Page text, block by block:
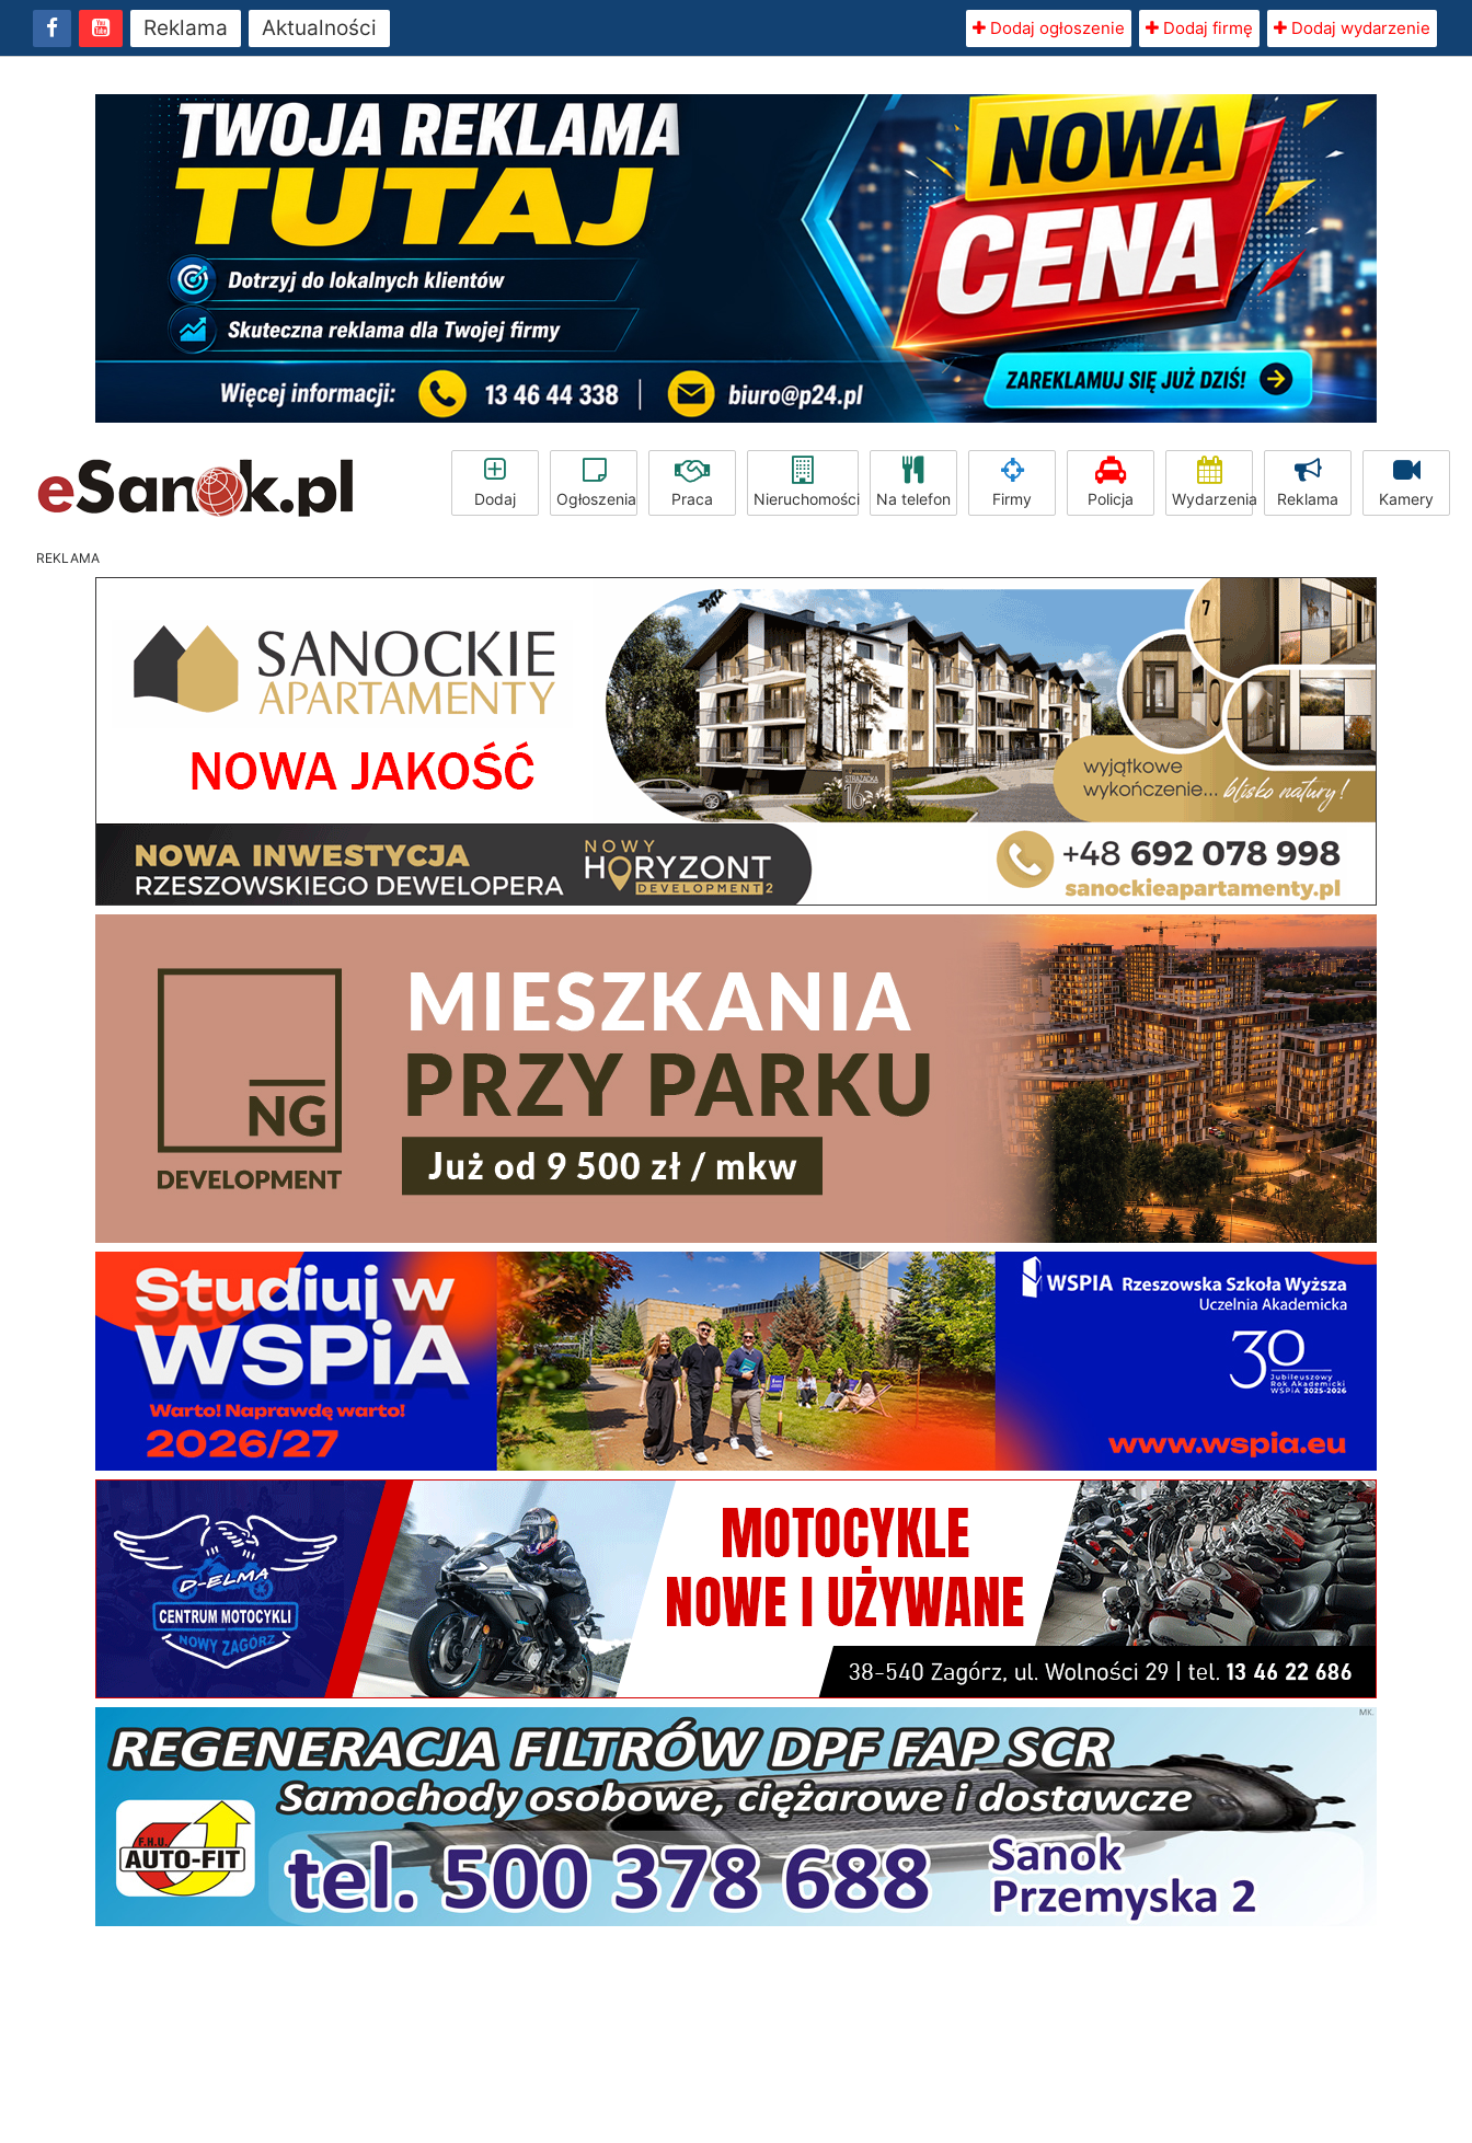
Reklama Aktualności Dodaj ogłoszenie Dodaj firmę Dodaj wydarzenie
Dodaj Ogłoszenia Praca Nieruchomości Na telefon Firmy Policja Wydarzenia Reklama Kamery
REKLAMA